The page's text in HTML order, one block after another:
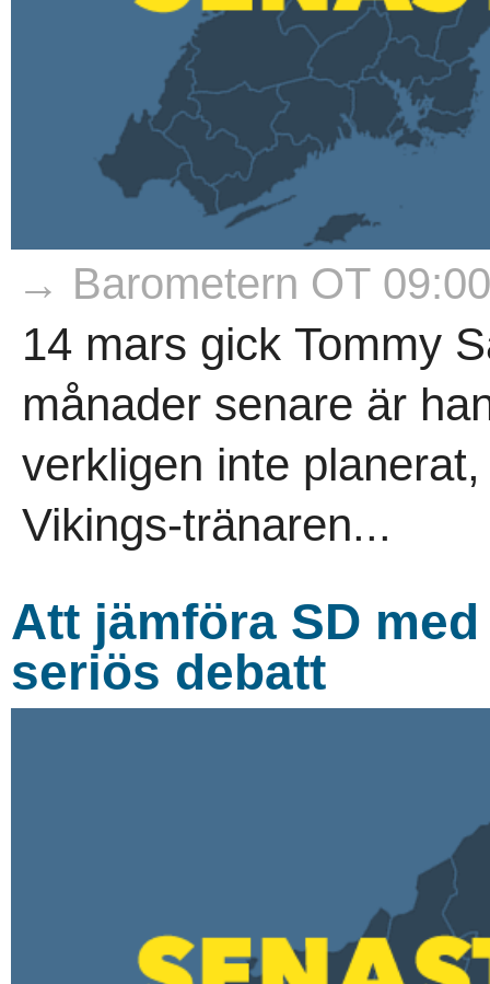
→ Barometern OT 09:00
14 mars gick Tommy
månader senare är
verkligen inte
Vikings-tränaren...
Att jämföra SD
seriös debatt